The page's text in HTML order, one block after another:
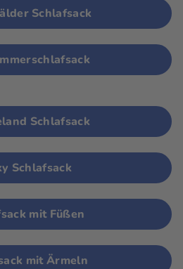
Schlafsack
Schlafsack
Schlafsack
mit Füßen
mit Ärmeln